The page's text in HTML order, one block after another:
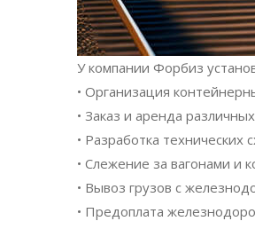
У компании Форбиз
• Организация
• Заказ и аренда
• Разработка технических
• Слежение за вагонами и
• Вывоз грузов с
• Предоплата